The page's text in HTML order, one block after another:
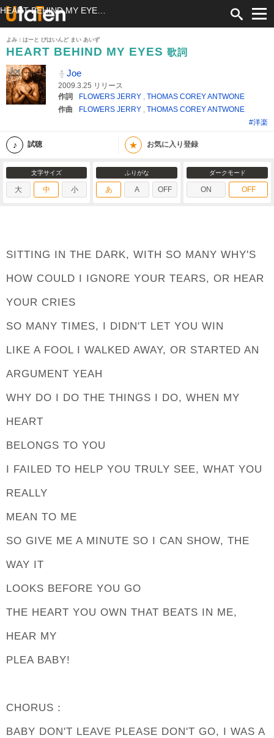
よみ：はーと びはいんど まい あいず
HEART BEHIND MY EYES 歌詞
Joe
2009.3.25 リリース
作詞
FLOWERS JERRY , THOMAS COREY ANTWONE
作曲
FLOWERS JERRY , THOMAS COREY ANTWONE
#洋楽
試聴 ★ お気に入り登録
文字サイズ
大 中 小
ふりがな
あ A OFF
ダークモード
ON OFF
SITTING IN THE DARK, WITH SO MANY WHY'S
HOW COULD I IGNORE YOUR TEARS, OR HEAR
YOUR CRIES
SO MANY TIMES, I DIDN'T LET YOU WIN
LIKE A FOOL I WALKED AWAY, OR STARTED AN
ARGUMENT YEAH
WHY DO I DO THE THINGS I DO, WHEN MY
HEART
BELONGS TO YOU
I FAILED TO HELP YOU TRULY SEE, WHAT YOU
REALLY
MEAN TO ME
SO GIVE ME A MINUTE SO I CAN SHOW, THE
WAY IT
LOOKS BEFORE YOU GO
THE HEART YOU OWN THAT BEATS IN ME,
HEAR MY
PLEA BABY!
CHORUS：
BABY DON'T LEAVE PLEASE DON'T GO, I WAS A